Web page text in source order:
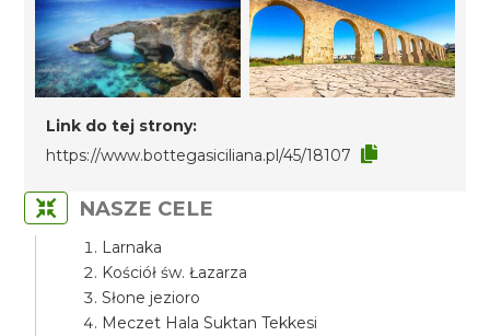
Link do tej strony:
https://www.bottegasiciliana.pl/45/18107
NASZE CELE
Larnaka
Kościół św. Łazarza
Słone jezioro
Meczet Hala Suktan Tekkesi